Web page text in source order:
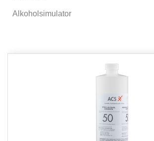
Alkoholsimulator